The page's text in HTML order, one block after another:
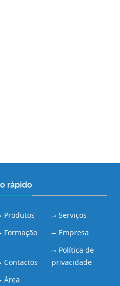
rápido
Produtos
Serviços
Formação
Empresa
Contactos
Política de
privacidade
Área